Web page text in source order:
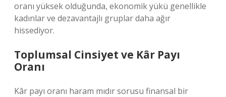
oranı yüksek olduğunda, ekonomik yükü genellikle
kadınlar ve dezavantajlı gruplar daha ağır
hissediyor.
Toplumsal Cinsiyet ve Kâr Payı
Oranı
Kâr payı oranı haram mıdır sorusu finansal bir